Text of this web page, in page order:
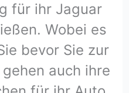
für ihr Jaguar
Wobei es
bevor Sie zur
auch ihre